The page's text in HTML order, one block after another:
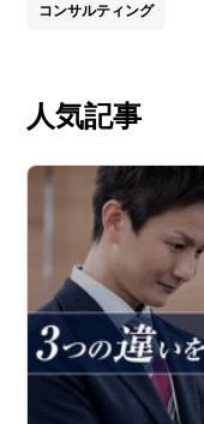
コンサルティング
人気記事